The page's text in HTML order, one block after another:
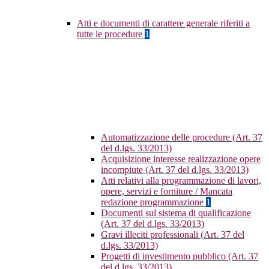
Atti e documenti di carattere generale riferiti a
tutte le procedure 1
Automatizzazione delle procedure (Art. 37
del d.lgs. 33/2013)
Acquisizione interesse realizzazione opere
incompiute (Art. 37 del d.lgs. 33/2013)
Atti relativi alla programmazione di lavori,
opere, servizi e forniture / Mancata
redazione programmazione 1
Documenti sul sistema di qualificazione
(Art. 37 del d.lgs. 33/2013)
Gravi illeciti professionali (Art. 37 del
d.lgs. 33/2013)
Progetti di investimento pubblico (Art. 37